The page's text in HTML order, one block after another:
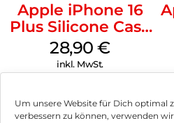
Um unsere Website für Dich optimal
verbessern zu können, verwenden
Apple iPhone 16
Plus Silicone Case
MagSafe Black
28,90€
inkl. MwSt.